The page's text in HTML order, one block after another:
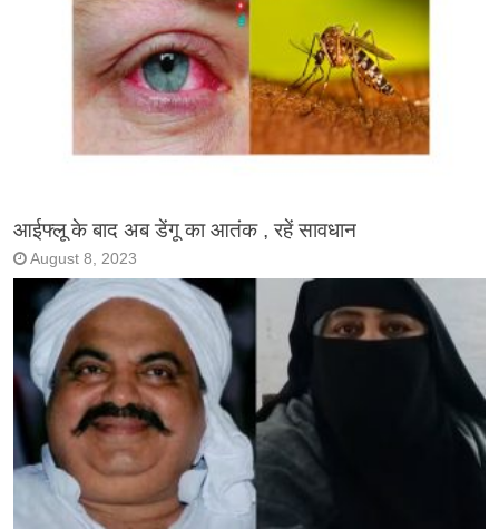
आईफ्लू के बाद अब डेंगू का आतंक , रहें सावधान
August 8, 2023